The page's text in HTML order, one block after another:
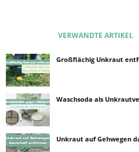
VERWANDTE ARTIKEL
Großflächig Unkraut
Waschsoda als
Unkraut auf Gehwegen